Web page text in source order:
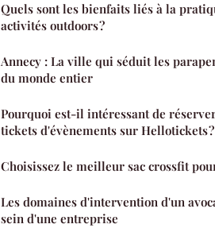
Quels sont les bienfaits liés à la
activités outdoors ?
Annecy : La ville qui séduit les
du monde entier
Pourquoi est-il intéressant de
tickets d'évènements sur Hellotickets ?
Choisissez le meilleur sac crossfit
Les domaines d'intervention d'un
sein d'une entreprise